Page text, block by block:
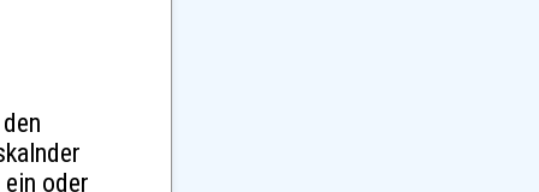
oder